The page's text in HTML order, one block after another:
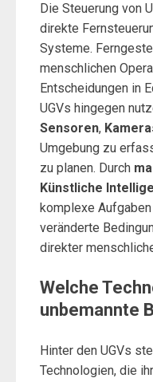
Die Steuerung von
direkte
Systeme.
menschlichen
Entscheidungen in
UGVs hingegen
Sensoren,
Umgebung zu
zu planen. Durch
Künstliche
komplexe
veränderte
direkter
Welche
unbemannte
Hinter den UGVs
Technologien, die